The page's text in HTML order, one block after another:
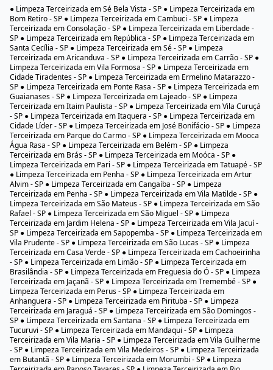
● Limpeza Terceirizada em Sé Bela Vista - SP ● Limpeza Terceirizada em
Bom Retiro - SP ● Limpeza Terceirizada em Cambuci - SP ● Limpeza
Terceirizada em Consolação - SP ● Limpeza Terceirizada em Liberdade -
SP ● Limpeza Terceirizada em República - SP ● Limpeza Terceirizada em
Santa Cecília - SP ● Limpeza Terceirizada em Sé - SP ● Limpeza
Terceirizada em Aricanduva - SP ● Limpeza Terceirizada em Carrão - SP ●
Limpeza Terceirizada em Vila Formosa - SP ● Limpeza Terceirizada em
Cidade Tiradentes - SP ● Limpeza Terceirizada em Ermelino Matarazzo -
SP ● Limpeza Terceirizada em Ponte Rasa - SP ● Limpeza Terceirizada em
Guaianases - SP ● Limpeza Terceirizada em Lajeado - SP ● Limpeza
Terceirizada em Itaim Paulista - SP ● Limpeza Terceirizada em Vila Curuçá
- SP ● Limpeza Terceirizada em Itaquera - SP ● Limpeza Terceirizada em
Cidade Líder - SP ● Limpeza Terceirizada em José Bonifácio - SP ● Limpeza
Terceirizada em Parque do Carmo - SP ● Limpeza Terceirizada em Mooca
Água Rasa - SP ● Limpeza Terceirizada em Belém - SP ● Limpeza
Terceirizada em Brás - SP ● Limpeza Terceirizada em Moóca - SP ●
Limpeza Terceirizada em Pari - SP ● Limpeza Terceirizada em Tatuapé - SP
● Limpeza Terceirizada em Penha - SP ● Limpeza Terceirizada em Artur
Alvim - SP ● Limpeza Terceirizada em Cangaíba - SP ● Limpeza
Terceirizada em Penha - SP ● Limpeza Terceirizada em Vila Matilde - SP ●
Limpeza Terceirizada em São Mateus - SP ● Limpeza Terceirizada em São
Rafael - SP ● Limpeza Terceirizada em São Miguel - SP ● Limpeza
Terceirizada em Jardim Helena - SP ● Limpeza Terceirizada em Vila Jacuí -
SP ● Limpeza Terceirizada em Sapopemba - SP ● Limpeza Terceirizada em
Vila Prudente - SP ● Limpeza Terceirizada em São Lucas - SP ● Limpeza
Terceirizada em Casa Verde - SP ● Limpeza Terceirizada em Cachoeirinha
- SP ● Limpeza Terceirizada em Limão - SP ● Limpeza Terceirizada em
Brasilândia - SP ● Limpeza Terceirizada em Freguesia do Ó - SP ● Limpeza
Terceirizada em Jaçanã - SP ● Limpeza Terceirizada em Tremembé - SP ●
Limpeza Terceirizada em Perus - SP ● Limpeza Terceirizada em
Anhanguera - SP ● Limpeza Terceirizada em Pirituba - SP ● Limpeza
Terceirizada em Jaraguá - SP ● Limpeza Terceirizada em São Domingos -
SP ● Limpeza Terceirizada em Santana - SP ● Limpeza Terceirizada em
Tucuruvi - SP ● Limpeza Terceirizada em Mandaqui - SP ● Limpeza
Terceirizada em Vila Maria - SP ● Limpeza Terceirizada em Vila Guilherme
- SP ● Limpeza Terceirizada em Vila Medeiros - SP ● Limpeza Terceirizada
em Butantã - SP ● Limpeza Terceirizada em Morumbi - SP ● Limpeza